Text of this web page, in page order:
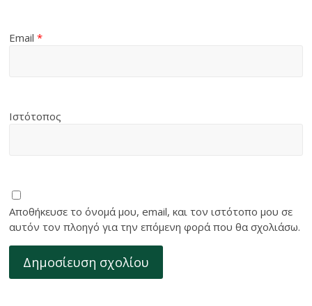
Email*
Ιστότοπος
Αποθήκευσε το όνομά μου, email, και τον ιστότοπο μου σε
αυτόν τον πλοηγό για την επόμενη φορά που θα σχολιάσω.